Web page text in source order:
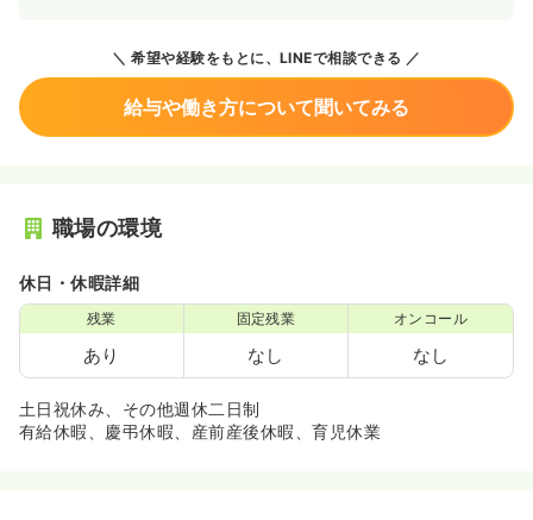
希望や経験をもとに、LINEで相談できる
給与や働き方について聞いてみる
職場の環境
休日・休暇詳細
残業
あり
固定残業
なし
オンコール
なし
土日祝休み、その他週休二日制
有給休暇、慶弔休暇、産前産後休暇、育児休業